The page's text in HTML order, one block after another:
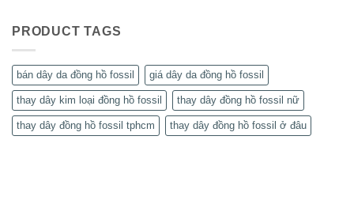
PRODUCT TAGS
bán dây da đồng hồ fossil giá dây da đồng hồ fossil
thay dây kim loại đồng hồ fossil thay dây đồng hồ fossil nữ
thay dây đồng hồ fossil tphcm thay dây đồng hồ fossil ở đâu